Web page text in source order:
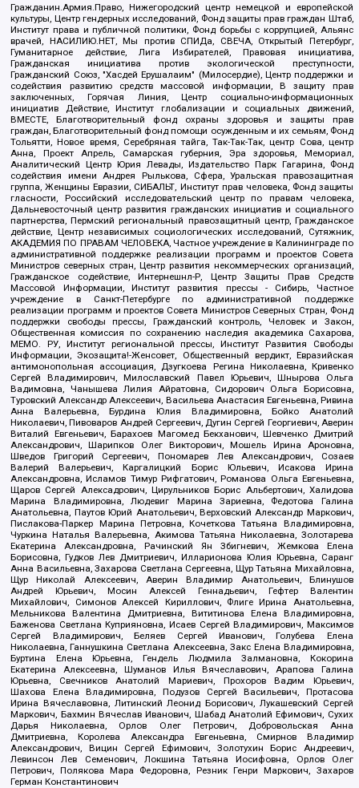
Гражданин.Армия.Право, Нижегородский центр немецкой и европейской
культуры, Центр гендерных исследований, Фонд защиты прав граждан Штаб,
Институт права и публичной политики, Фонд борьбы с коррупцией, Альянс
врачей, НАСИЛИЮ.НЕТ, Мы против СПИДа, СВЕЧА, Открытый Петербург,
Гуманитарное действие, Лига Избирателей, Правовая инициатива,
Гражданская инициатива против экологической преступности,
Гражданский Союз, "Хасдей Ерушалаим" (Милосердие), Центр поддержки и
содействия развитию средств массовой информации, В защиту прав
заключенных, Горячая Линия, Центр социально-информационных
инициатив Действие, Институт глобализации и социальных движений,
ВМЕСТЕ, Благотворительный фонд охраны здоровья и защиты прав
граждан, Благотворительный фонд помощи осужденным и их семьям, Фонд
Тольятти, Новое время, Серебряная тайга, Так-Так-Так, центр Сова, центр
Анна, Проект Апрель, Самарская губерния, Эра здоровья, Мемориал,
Аналитический Центр Юрия Левады, Издательство Парк Гагарина, Фонд
содействия имени Андрея Рылькова, Сфера, Уральская правозащитная
группа, Женщины Евразии, СИБАЛЬТ, Институт прав человека, Фонд защиты
гласности, Российский исследовательский центр по правам человека,
Дальневосточный центр развития гражданских инициатив и социального
партнерства, Пермский региональный правозащитный центр, Гражданское
действие, Центр независимых социологических исследований, Сутяжник,
АКАДЕМИЯ ПО ПРАВАМ ЧЕЛОВЕКА, Частное учреждение в Калининграде по
административной поддержке реализации программ и проектов Совета
Министров северных стран, Центр развития некоммерческих организаций,
Гражданское содействие, Интернешнл-Р, Центр Защиты Прав Средств
Массовой Информации, Институт развития прессы - Сибирь, Частное
учреждение в Санкт-Петербурге по административной поддержке
реализации программ и проектов Совета Министров Северных Стран, Фонд
поддержки свободы прессы, Гражданский контроль, Человек и Закон,
Общественная комиссия по сохранению наследия академика Сахарова,
МЕМО. РУ, Институт региональной прессы, Институт Развития Свободы
Информации, Экозащита!-Женсовет, Общественный вердикт, Евразийская
антимонопольная ассоциация, Дзугкоева Регина Николаевна, Кривенко
Сергей Владимирович, Милославский Павел Юрьевич, Шнырова Ольга
Вадимовна, Чанышева Лилия Айратовна, Сидорович Ольга Борисовна,
Туровский Александр Алексеевич, Васильева Анастасия Евгеньевна, Ривина
Анна Валерьевна, Бурдина Юлия Владимировна, Бойко Анатолий
Николаевич, Пивоваров Андрей Сергеевич, Дугин Сергей Георгиевич, Аверин
Виталий Евгеньевич, Барахоев Магомед Бекханович, Шевченко Дмитрий
Александрович, Шарипков Олег Викторович, Мошель Ирина Ароновна,
Шведов Григорий Сергеевич, Пономарев Лев Александрович, Созаев
Валерий Валерьевич, Каргалицкий Борис Юльевич, Исакова Ирина
Александровна, Исламов Тимур Рифгатович, Романова Ольга Евгеньевна,
Щаров Сергей Алексадрович, Цирульников Борис Альбертович, Халидова
Марина Владимировна, Людевиг Марина Зариевна, Федотова Галина
Анатольевна, Паутов Юрий Анатольевич, Верховский Александр Маркович,
Пислакова-Паркер Марина Петровна, Кочеткова Татьяна Владимировна,
Чуркина Наталья Валерьевна, Акимова Татьяна Николаевна, Золотарева
Екатерина Александровна, Рачинский Ян Збигневич, Жемкова Елена
Борисовна, Гудков Лев Дмитриевич, Илларионова Юлия Юрьевна, Саранг
Анна Васильевна, Захарова Светлана Сергеевна, Щур Татьяна Михайловна,
Щур Николай Алексеевич, Аверин Владимир Анатольевич, Блинушов
Андрей Юрьевич, Мосин Алексей Геннадьевич, Гефтер Валентин
Михайлович, Симонов Алексей Кириллович, Флиге Ирина Анатольевна,
Мельникова Валентина Дмитриевна, Вититинова Елена Владимировна,
Баженова Светлана Куприяновна, Исаев Сергей Владимирович, Максимов
Сергей Владимирович, Беляев Сергей Иванович, Голубева Елена
Николаевна, Ганнушкина Светлана Алексеевна, Закс Елена Владимировна,
Буртина Елена Юрьевна, Гендель Людмила Залмановна, Кокорина
Екатерина Алексеевна, Шуманов Илья Вячеславович, Арапова Галина
Юрьевна, Свечников Анатолий Мариевич, Прохоров Вадим Юрьевич,
Шахова Елена Владимировна, Подузов Сергей Васильевич, Протасова
Ирина Вячеславовна, Литинский Леонид Борисович, Лукашевский Сергей
Маркович, Бахмин Вячеслав Иванович, Шабад Анатолий Ефимович, Сухих
Дарья Николаевна, Орлов Олег Петрович, Добровольская Анна
Дмитриевна, Королева Александра Евгеньевна, Смирнов Владимир
Александрович, Вицин Сергей Ефимович, Золотухин Борис Андреевич,
Левинсон Лев Семенович, Локшина Татьяна Иосифовна, Орлов Олег
Петрович, Полякова Мара Федоровна, Резник Генри Маркович, Захаров
Герман Константинович